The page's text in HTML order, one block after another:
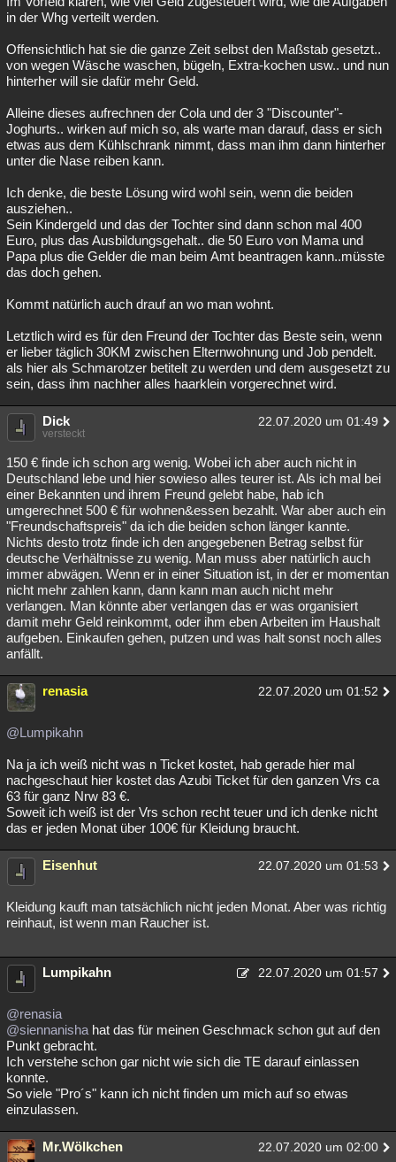
in der Whg verteilt werden.
Offensichtlich hat sie die ganze Zeit selbst den Maßstab gesetzt..
von wegen Wäsche waschen, bügeln, Extra-kochen usw.. und nun
hinterher will sie dafür mehr Geld.
Alleine dieses aufrechnen der Cola und der 3 "Discounter"-
Joghurts.. wirken auf mich so, als warte man darauf, dass er sich
etwas aus dem Kühlschrank nimmt, dass man ihm dann hinterher
unter die Nase reiben kann.
Ich denke, die beste Lösung wird wohl sein, wenn die beiden
ausziehen..
Sein Kindergeld und das der Tochter sind dann schon mal 400
Euro, plus das Ausbildungsgehalt.. die 50 Euro von Mama und
Papa plus die Gelder die man beim Amt beantragen kann..müsste
das doch gehen.
Kommt natürlich auch drauf an wo man wohnt.
Letztlich wird es für den Freund der Tochter das Beste sein, wenn
er lieber täglich 30KM zwischen Elternwohnung und Job pendelt.
als hier als Schmarotzer betitelt zu werden und dem ausgesetzt zu
sein, dass ihm nachher alles haarklein vorgerechnet wird.
Dick 22.07.2020 um 01:49
versteckt
150 € finde ich schon arg wenig. Wobei ich aber auch nicht in
Deutschland lebe und hier sowieso alles teurer ist. Als ich mal bei
einer Bekannten und ihrem Freund gelebt habe, hab ich
umgerechnet 500 € für wohnen&essen bezahlt. War aber auch ein
"Freundschaftspreis" da ich die beiden schon länger kannte.
Nichts desto trotz finde ich den angegebenen Betrag selbst für
deutsche Verhältnisse zu wenig. Man muss aber natürlich auch
immer abwägen. Wenn er in einer Situation ist, in der er momentan
nicht mehr zahlen kann, dann kann man auch nicht mehr
verlangen. Man könnte aber verlangen das er was organisiert
damit mehr Geld reinkommt, oder ihm eben Arbeiten im Haushalt
aufgeben. Einkaufen gehen, putzen und was halt sonst noch alles
anfällt.
renasia 22.07.2020 um 01:52
@Lumpikahn
Na ja ich weiß nicht was n Ticket kostet, hab gerade hier mal
nachgeschaut hier kostet das Azubi Ticket für den ganzen Vrs ca
63 für ganz Nrw 83 €.
Soweit ich weiß ist der Vrs schon recht teuer und ich denke nicht
das er jeden Monat über 100€ für Kleidung braucht.
Eisenhut 22.07.2020 um 01:53
Kleidung kauft man tatsächlich nicht jeden Monat. Aber was richtig
reinhaut, ist wenn man Raucher ist.
Lumpikahn 22.07.2020 um 01:57
@renasia
@siennanisha hat das für meinen Geschmack schon gut auf den
Punkt gebracht.
Ich verstehe schon gar nicht wie sich die TE darauf einlassen
konnte.
So viele "Pro´s" kann ich nicht finden um mich auf so etwas
einzulassen.
Mr.Wölkchen 22.07.2020 um 02:00